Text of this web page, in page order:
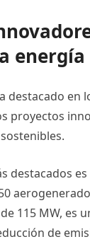
destacado
proyectos
destacados
115 MW, es
de